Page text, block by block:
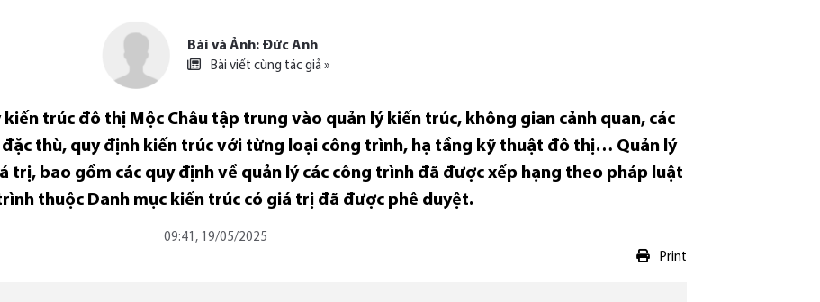
Bài và Ảnh: Đức Anh
Bài viết cùng tác giả »
trúc đô thị Mộc Châu tập trung vào quản lý kiến trúc, không gian cảnh quan, các
thù, quy định kiến trúc với từng loại công trình, hạ tầng kỹ thuật đô thị… Quản lý
trị, bao gồm các quy định về quản lý các công trình đã được xếp hạng theo pháp luật
thuộc Danh mục kiến trúc có giá trị đã được phê duyệt.
09:41, 19/05/2025
Print